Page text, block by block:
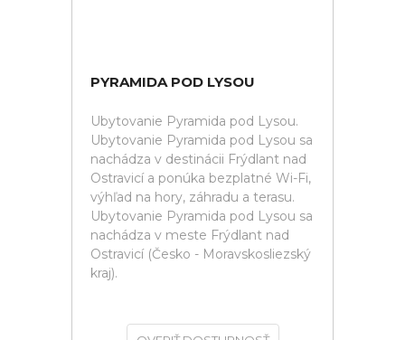
PYRAMIDA POD LYSOU
Ubytovanie Pyramida pod Lysou.
Ubytovanie Pyramida pod Lysou sa
nachádza v destinácii Frýdlant nad
Ostravicí a ponúka bezplatné Wi-Fi,
výhľad na hory, záhradu a terasu.
Ubytovanie Pyramida pod Lysou sa
nachádza v meste Frýdlant nad
Ostravicí (Česko - Moravskosliezský
kraj).